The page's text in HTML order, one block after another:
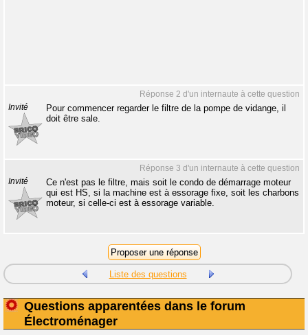
Réponse 2 d'un internaute à cette question
Invité
Pour commencer regarder le filtre de la pompe de vidange, il
doit être sale.
Réponse 3 d'un internaute à cette question
Invité
Ce n'est pas le filtre, mais soit le condo de démarrage moteur
qui est HS, si la machine est à essorage fixe, soit les charbons
moteur, si celle-ci est à essorage variable.
Liste des questions
Questions apparentées dans le forum
Électroménager